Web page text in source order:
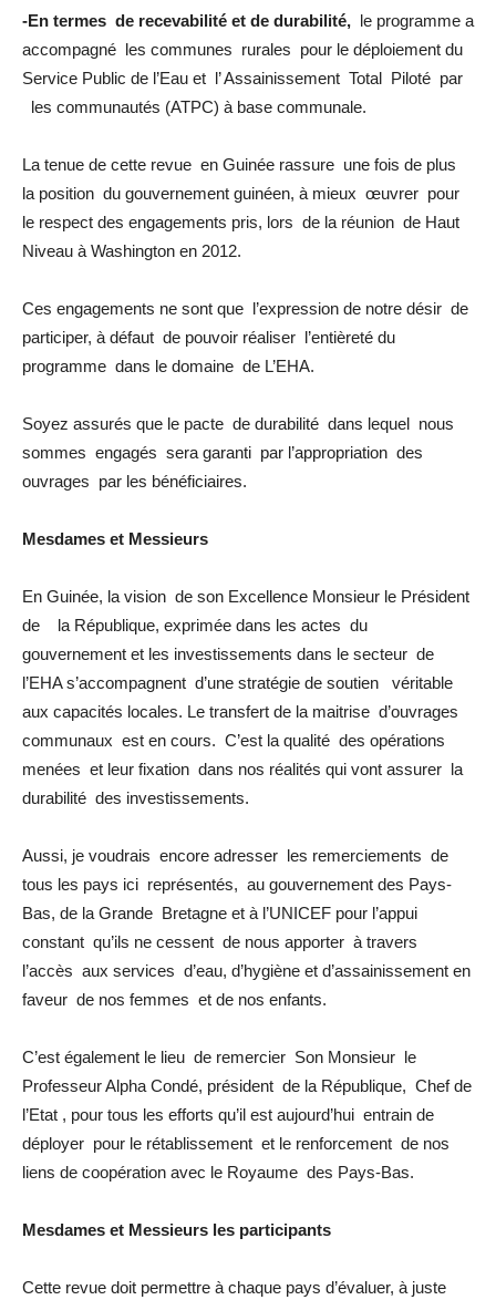
-En termes de recevabilité et de durabilité, le programme a
accompagné les communes rurales pour le déploiement du
Service Public de l’Eau et l’ Assainissement Total Piloté par
les communautés (ATPC) à base communale.
La tenue de cette revue en Guinée rassure une fois de plus
la position du gouvernement guinéen, à mieux œuvrer pour
le respect des engagements pris, lors de la réunion de Haut
Niveau à Washington en 2012.
Ces engagements ne sont que l’expression de notre désir de
participer, à défaut de pouvoir réaliser l’entièreté du
programme dans le domaine de L’EHA.
Soyez assurés que le pacte de durabilité dans lequel nous
sommes engagés sera garanti par l’appropriation des
ouvrages par les bénéficiaires.
Mesdames et Messieurs
En Guinée, la vision de son Excellence Monsieur le Président
de la République, exprimée dans les actes du
gouvernement et les investissements dans le secteur de
l’EHA s’accompagnent d’une stratégie de soutien véritable
aux capacités locales. Le transfert de la maitrise d’ouvrages
communaux est en cours. C’est la qualité des opérations
menées et leur fixation dans nos réalités qui vont assurer la
durabilité des investissements.
Aussi, je voudrais encore adresser les remerciements de
tous les pays ici représentés, au gouvernement des Pays-
Bas, de la Grande Bretagne et à l’UNICEF pour l’appui
constant qu’ils ne cessent de nous apporter à travers
l’accès aux services d’eau, d’hygiène et d’assainissement en
faveur de nos femmes et de nos enfants.
C’est également le lieu de remercier Son Monsieur le
Professeur Alpha Condé, président de la République, Chef de
l’Etat , pour tous les efforts qu’il est aujourd’hui entrain de
déployer pour le rétablissement et le renforcement de nos
liens de coopération avec le Royaume des Pays-Bas.
Mesdames et Messieurs les participants
Cette revue doit permettre à chaque pays d’évaluer, à juste